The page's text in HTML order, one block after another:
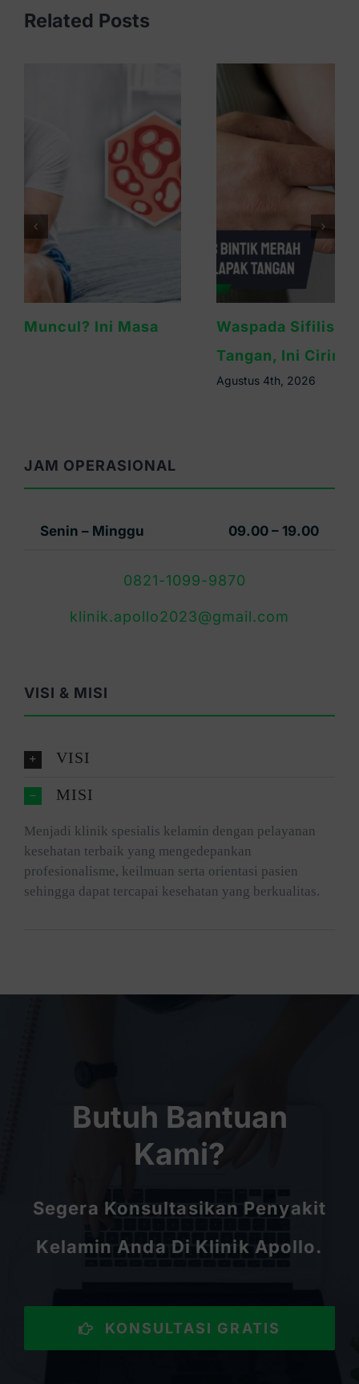
Related Posts
Waspada Sifilis Bintik Merah di Telapak
JAM OPERASIONAL
Senin – Minggu 09.00 – 19.00
0821-1099-9870
klinik.apollo2023@gmail.com
VISI & MISI
VISI
MISI
Menjadi klinik spesialis kelamin dengan pelayanan
kesehatan terbaik yang mengedepankan
profesionalisme, keilmuan serta orientasi pasien
sehingga dapat tercapai kesehatan yang berkualitas.
Butuh Bantuan
Kami?
Segera Konsultasikan Penyakit
Kelamin Anda Di Klinik Apollo.
KONSULTASI GRATIS